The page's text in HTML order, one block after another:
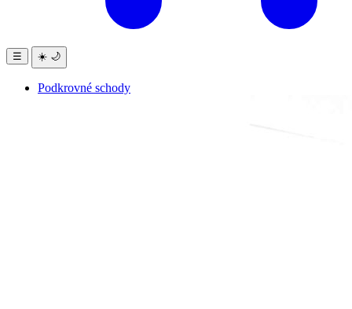
☰ ☀️ 🌙
Podkrovné schody